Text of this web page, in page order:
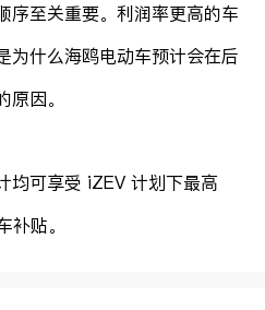
序至关重要。利润率更高的车
为什么海鸥电动车预计会在后
因。
均可享受 iZEV 计划下最高
贴。